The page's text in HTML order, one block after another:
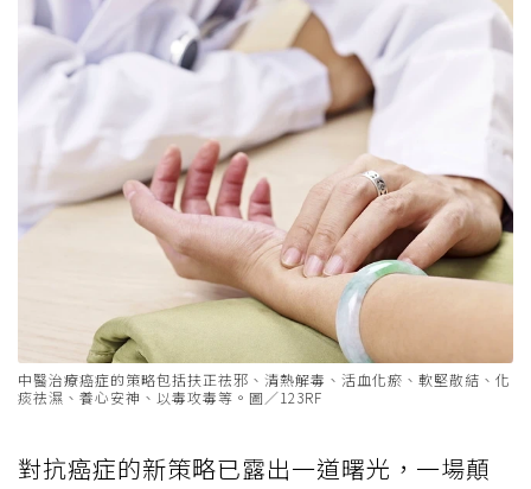
中醫治療癌症的策略包括扶正祛邪、清熱解毒、活血化瘀、軟堅散結、化
痰祛濕、養心安神、以毒攻毒等。圖／123RF
對抗癌症的新策略已露出一道曙光，一場顛